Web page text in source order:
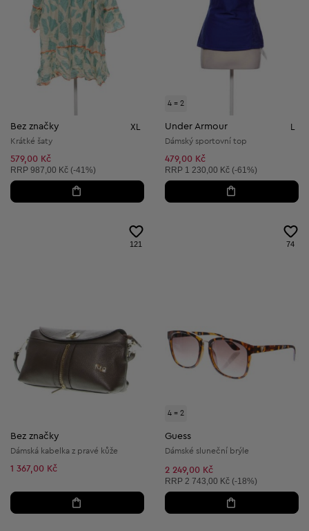
Bez značky XL
Krátké šaty
579,00 Kč
Doporučená cena:
RRP 987,00 Kč (-41%)
4 = 2
Under Armour L
Dámský sportovní top
479,00 Kč
Doporučená cena:
RRP 1 230,00 Kč (-61%)
121
Bez značky
Dámská kabelka z pravé kůže
1 367,00 Kč
4 = 2
74
Guess
Dámské sluneční brýle
2 249,00 Kč
Doporučená cena:
RRP 2 743,00 Kč (-18%)